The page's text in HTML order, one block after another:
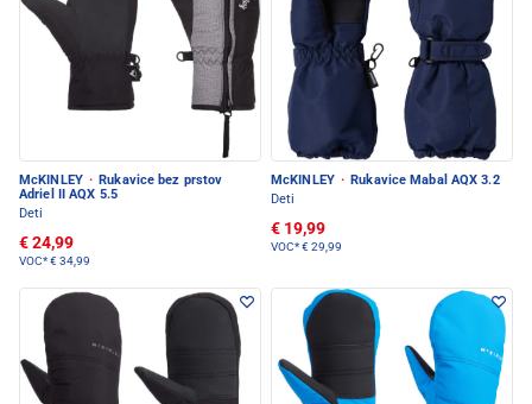
McKINLEY · Rukavice bez prstov
Adriel II AQX 5.5
Deti
€ 24,99
VOC*€ 34,99
McKINLEY · Rukavice Mabal AQX 3.2
Deti
€ 19,99
VOC*€ 29,99